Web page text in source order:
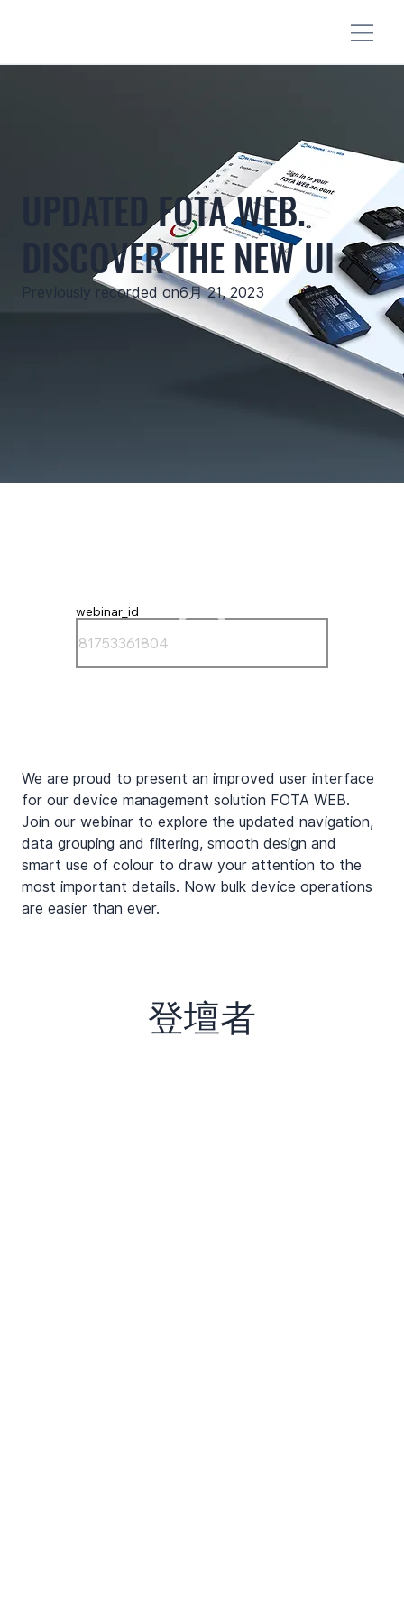
UPDATED FOTA WEB.
DISCOVER THE NEW UI
Previously recorded on6月 21, 2023
We are proud to present an improved user interface
for our device management solution FOTA WEB.
Join our webinar to explore the updated navigation,
data grouping and filtering, smooth design and
smart use of colour to draw your attention to the
most important details. Now bulk device operations
are easier than ever.
webinar_id
登壇者